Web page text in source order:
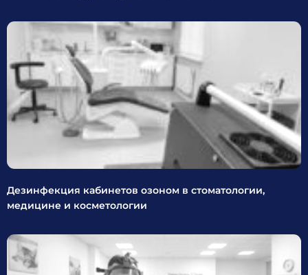
Дезинфекция кабинетов озоном в стоматологии,
медицине и косметологии